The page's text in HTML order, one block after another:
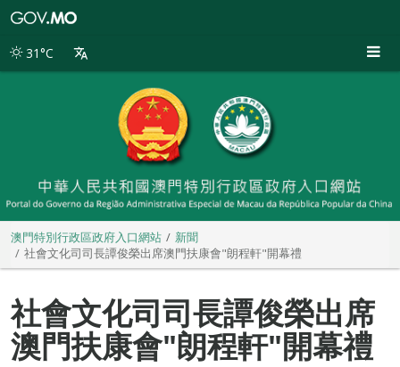
別
31°C
澳門特別行政區政府入口網站
新聞
社會文化司司長譚俊榮出席澳門扶康會"朗程軒"開幕禮
社會文化司司長譚俊榮出席
澳門扶康會"朗程軒"開幕禮